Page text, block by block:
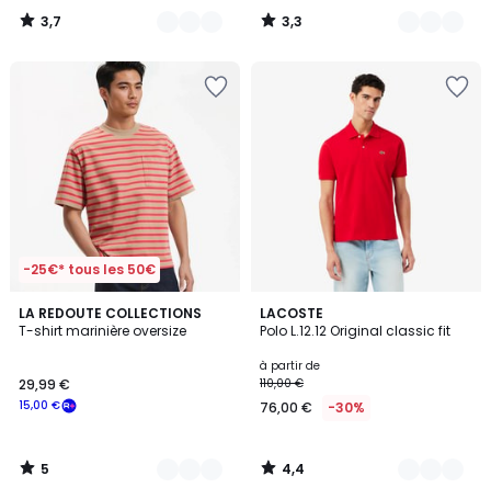
3,7
/
3,3
/
-25€* tous les 50€
LA REDOUTE COLLECTIONS
T-shirt marinière oversize
15,00 €
29,99 €
5
/
2
Couleurs
5
/
LACOSTE
Polo L.12.12 Original classic fit
à partir de
110,00 €
76,00 € -30%
4,4
/ 5
33
Couleurs
4,4
/